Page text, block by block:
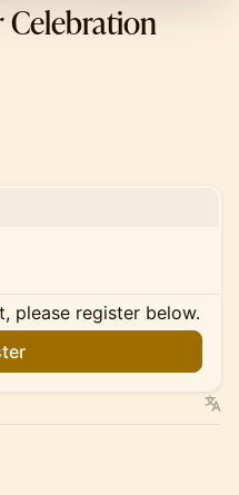
Celebration
please register below.